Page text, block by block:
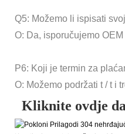
Q5: Možemo li ispisati
O: Da, isporučujemo
P6: Koji je termin za
O: Možemo podržati t / t i
Kliknite ovdje